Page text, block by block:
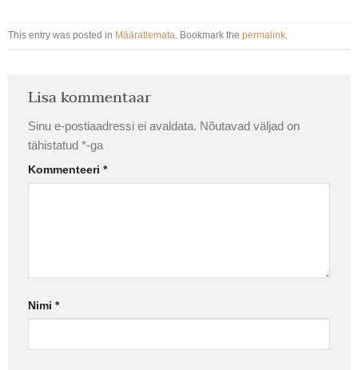
This entry was posted in Määratlemata . Bookmark the permalink.
Lisa kommentaar
Sinu e-postiaadressi ei avaldata. Nõutavad väljad on
tähistatud *-ga
Kommenteeri *
Nimi *